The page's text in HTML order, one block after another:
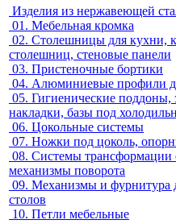
Изделия из нержавеющей
01. Мебельная кромка
02. Столешницы для кухни,
столешниц, стеновые панели
03. Пристеночные бортики
04. Алюминиевые профили
05. Гигиенические поддоны,
накладки, базы под
06. Цокольные системы
07. Ножки под цоколь,
08. Системы трансформации
механизмы поворота
09. Механизмы и фурнитура
столов
10. Петли мебельные